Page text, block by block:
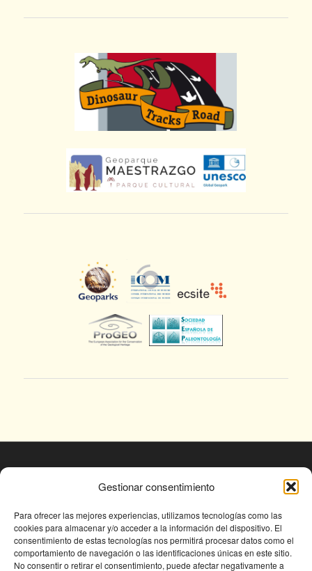
Gestionar consentimiento
Para ofrecer las mejores experiencias, utilizamos tecnologías como las
cookies para almacenar y/o acceder a la información del dispositivo. El
consentimiento de estas tecnologías nos permitirá procesar datos como el
comportamiento de navegación o las identificaciones únicas en este sitio.
No consentir o retirar el consentimiento, puede afectar negativamente a
© Fundación Conjunto Paleontológico de Teruel
Avda. Sagunto s/n, 44002 TERUEL,
Tlf: +34 978 61 76 30, email:
fundapolis@fundaciondinopolis.org